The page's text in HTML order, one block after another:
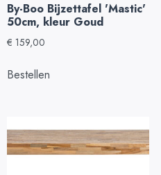
By-Boo Bijzettafel 'Mastic'
50cm, kleur Goud
€ 159,00
Bestellen